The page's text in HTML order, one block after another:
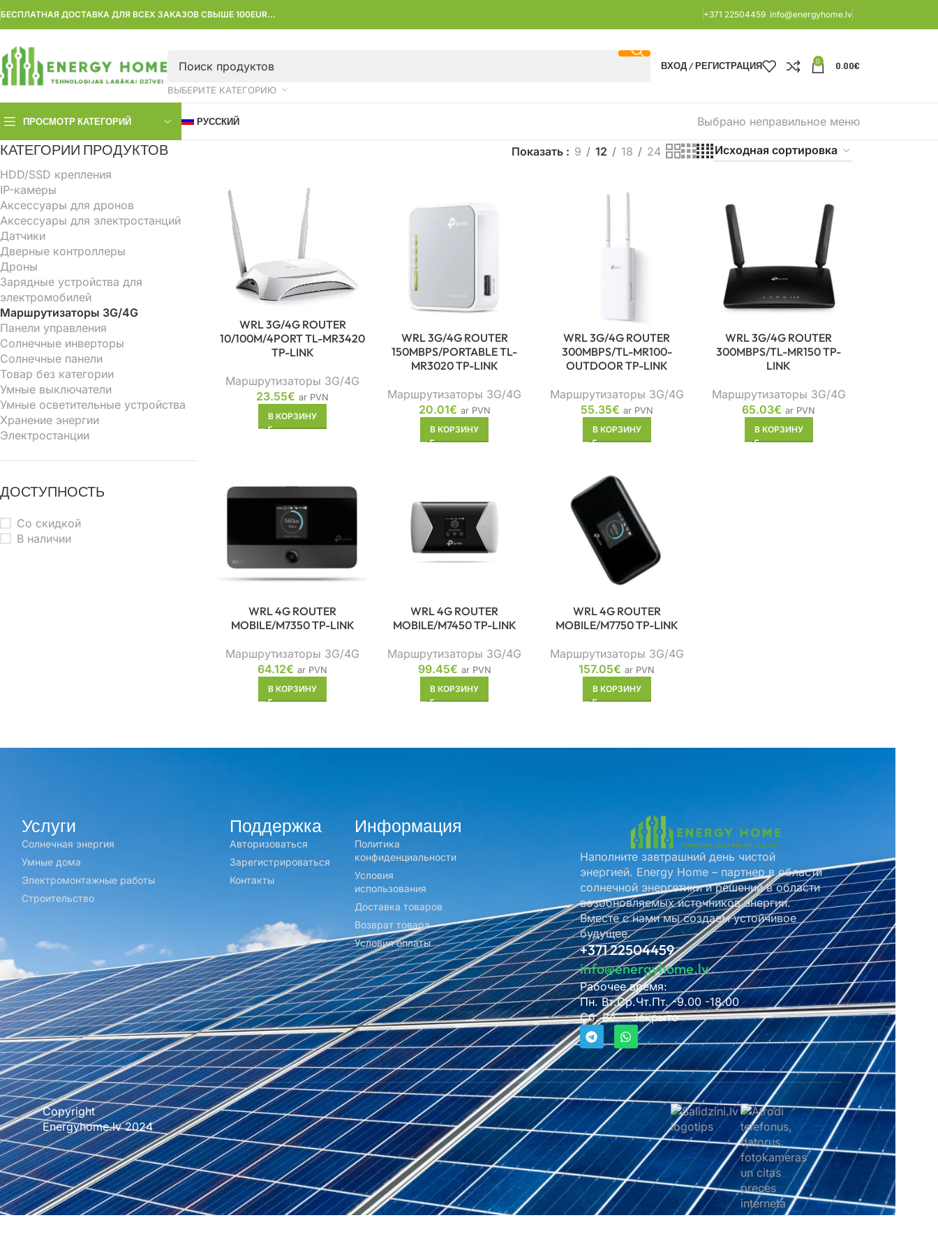
БЕСПЛАТНАЯ ДОСТАВКА ДЛЯ ВСЕХ ЗАКАЗОВ СВЫШЕ 100EUR… +371 22504459 info@energyhome.lv
ВЫБЕРИТЕ КАТЕГОРИЮ
ВХОД / РЕГИСТРАЦИЯ 0 0.00€
ПРОСМОТР КАТЕГОРИЙ РУССКИЙ Выбрано неправильное меню
КАТЕГОРИИ ПРОДУКТОВ
HDD/SSD крепления
IP-камеры
Аксессуары для дронов
Аксессуары для электростанций
Датчики
Дверные контроллеры
Дроны
Зарядные устройства для
электромобилей
Маршрутизаторы 3G/4G
Панели управления
Солнечные инверторы
Солнечные панели
Товар без категории
Умные выключатели
Умные осветительные устройства
Хранение энергии
Электростанции
ДОСТУПНОСТЬ
Со скидкой
В наличии
Показать 9 12 18 24
WRL 3G/4G ROUTER
10/100M/4PORT TL-MR3420
TP-LINK
Маршрутизаторы 3G/4G
23.55€ ar PVN
В КОРЗИНУ
WRL 3G/4G ROUTER
150MBPS/PORTABLE TL-
MR3020 TP-LINK
Маршрутизаторы 3G/4G
20.01€ ar PVN
В КОРЗИНУ
WRL 3G/4G ROUTER
300MBPS/TL-MR100-
OUTDOOR TP-LINK
Маршрутизаторы 3G/4G
55.35€ ar PVN
В КОРЗИНУ
WRL 3G/4G ROUTER
300MBPS/TL-MR150 TP-
LINK
Маршрутизаторы 3G/4G
65.03€ ar PVN
В КОРЗИНУ
WRL 4G ROUTER
MOBILE/M7350 TP-LINK
Маршрутизаторы 3G/4G
64.12€ ar PVN
В КОРЗИНУ
WRL 4G ROUTER
MOBILE/M7450 TP-LINK
Маршрутизаторы 3G/4G
99.45€ ar PVN
В КОРЗИНУ
WRL 4G ROUTER
MOBILE/M7750 TP-LINK
Маршрутизаторы 3G/4G
157.05€ ar PVN
В КОРЗИНУ
Услуги
Солнечная энергия
Умные дома
Электромонтажные работы
Строительство
Поддержка
Авторизоваться
Зарегистрироваться
Контакты
Информация
Политика
конфиденциальности
Условия
использования
Доставка товаров
Возврат товара
Условия оплаты
Наполните завтрашний день чистой
энергией. Energy Home – партнер в области
солнечной энергетики и решений в области
возобновляемых источников энергии.
Вместе с нами мы создаем устойчивое
будущее.
+371 22504459
info@energyhome.lv
Рабочее время:
Пн. Вт.Ср.Чт.Пт. -9.00 -18.00
Сб. Вс. – Закрыто
Copyright
Energyhome.lv 2024